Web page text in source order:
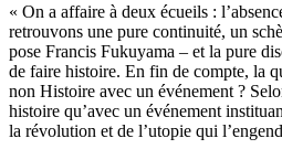
« On a affaire à deux écueils :
retrouvons une pure continuité, un
pose Francis Fukuyama – et la pure
de faire histoire. En fin de compte, la
non Histoire avec un événement ?
histoire qu’avec un événement
la révolution et de l’utopie qui